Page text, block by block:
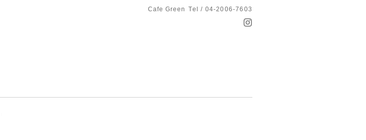
Cafe Green Tel / 04-2006-7603